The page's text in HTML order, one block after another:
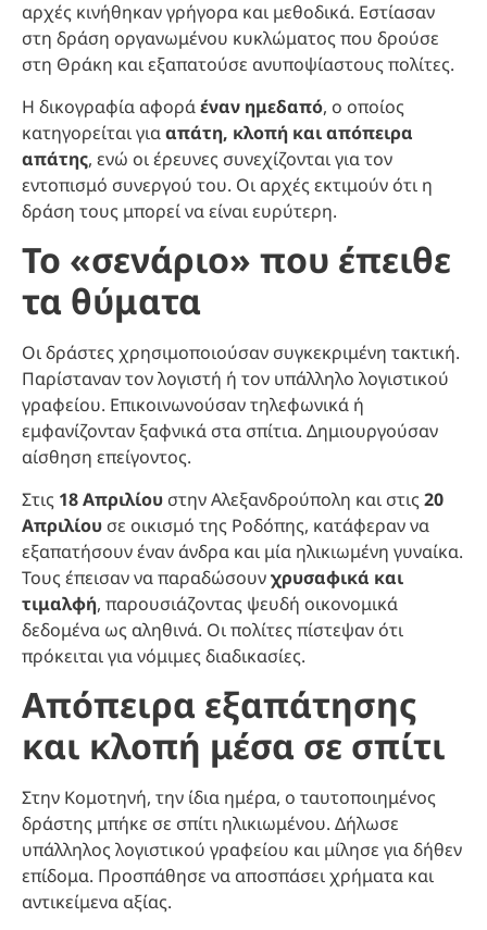
αρχές κινήθηκαν γρήγορα και μεθοδικά. Εστίασαν
στη δράση οργανωμένου κυκλώματος που δρούσε
στη Θράκη και εξαπατούσε ανυποψίαστους πολίτες.
Η δικογραφία αφοράέναν ημεδαπό, ο οποίος
κατηγορείται γιααπάτη, κλοπή και απόπειρα
απάτης, ενώ οι έρευνες συνεχίζονται για τον
εντοπισμό συνεργού του. Οι αρχές εκτιμούν ότι η
δράση τους μπορεί να είναι ευρύτερη.
Το «σενάριο» που έπειθε
τα θύματα
Οι δράστες χρησιμοποιούσαν συγκεκριμένη τακτική.
Παρίσταναν τον λογιστή ή τον υπάλληλο λογιστικού
γραφείου. Επικοινωνούσαν τηλεφωνικά ή
εμφανίζονταν ξαφνικά στα σπίτια. Δημιουργούσαν
αίσθηση επείγοντος.
Στις 18 Απριλίου στην Αλεξανδρούπολη και στις 20
Απριλίου σε οικισμό της Ροδόπης, κατάφεραν να
εξαπατήσουν έναν άνδρα και μία ηλικιωμένη γυναίκα.
Τους έπεισαν να παραδώσουνχρυσαφικά και
τιμαλφή, παρουσιάζοντας ψευδή οικονομικά
δεδομένα ως αληθινά. Οι πολίτες πίστεψαν ότι
πρόκειται για νόμιμες διαδικασίες.
Απόπειρα εξαπάτησης
και κλοπή μέσα σε σπίτι
Στην Κομοτηνή, την ίδια ημέρα, ο ταυτοποιημένος
δράστης μπήκε σε σπίτι ηλικιωμένου. Δήλωσε
υπάλληλος λογιστικού γραφείου και μίλησε για δήθεν
επίδομα. Προσπάθησε να αποσπάσει χρήματα και
αντικείμενα αξίας.